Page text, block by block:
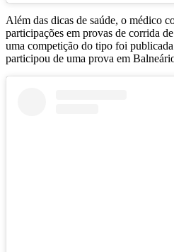
Além das dicas de saúde, o médico
participações em provas de corrida
uma competição do tipo foi
participou de uma prova em